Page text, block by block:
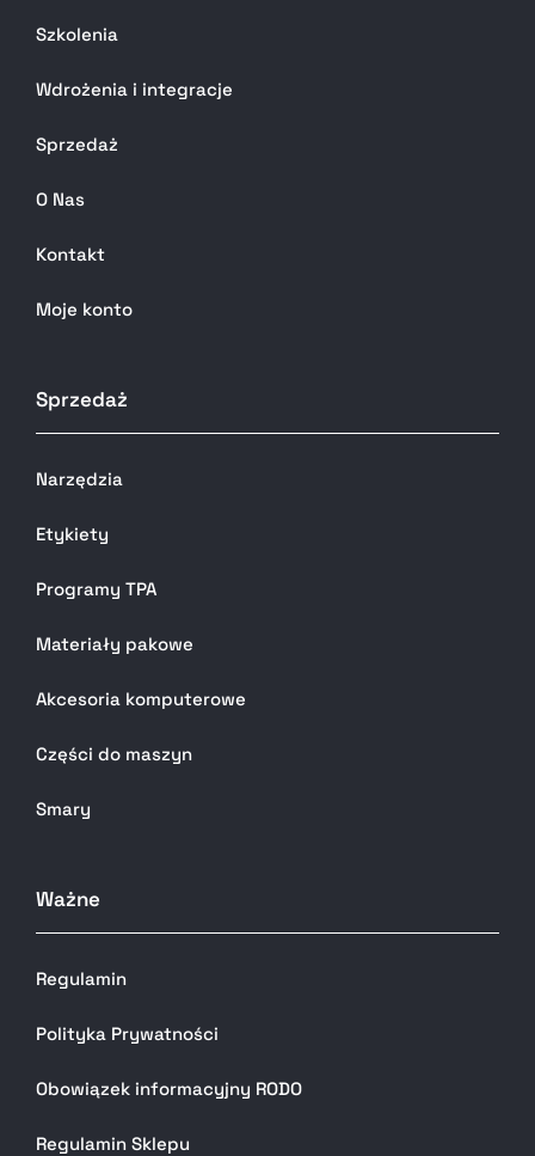
Szkolenia
Wdrożenia i integracje
Sprzedaż
O Nas
Kontakt
Moje konto
Sprzedaż
Narzędzia
Etykiety
Programy TPA
Materiały pakowe
Akcesoria komputerowe
Części do maszyn
Smary
Ważne
Regulamin
Polityka Prywatności
Obowiązek informacyjny RODO
Regulamin Sklepu